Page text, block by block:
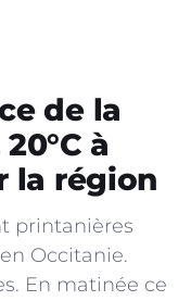
de la
à
la région
printanières
Occitanie.
En matinée ce